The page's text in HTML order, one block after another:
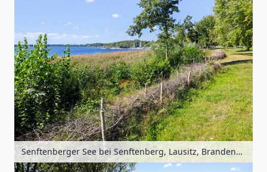
Senftenberger See bei Senftenberg, Lausitz, Brandenburg, Deutschland